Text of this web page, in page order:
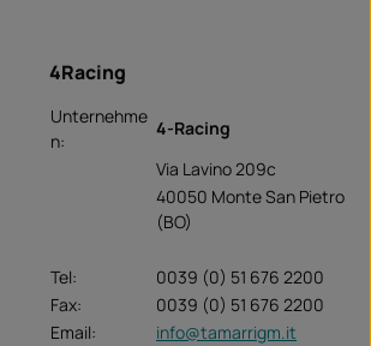
4Racing
Unternehme
n:
4-Racing
Via Lavino 209c
40050 Monte San Pietro
(BO)
Tel:
0039 (0) 51 676 2200
Fax:
0039 (0) 51 676 2200
Email:
info@tamarrigm.it